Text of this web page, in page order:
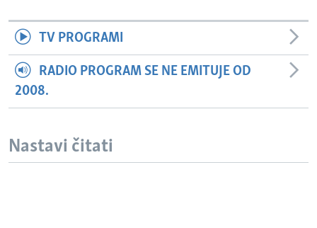
TV PROGRAMI
RADIO PROGRAM SE NE EMITUJE OD
2008.
Nastavi čitati